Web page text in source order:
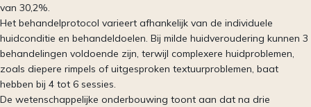
van 30,2%.
Het behandelprotocol varieert afhankelijk van de individuele
huidconditie en behandeldoelen. Bij milde huidveroudering kunnen 3
behandelingen voldoende zijn, terwijl complexere huidproblemen,
zoals diepere rimpels of uitgesproken textuurproblemen, baat
hebben bij 4 tot 6 sessies.
De wetenschappelijke onderbouwing toont aan dat na drie